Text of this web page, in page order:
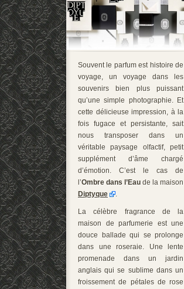
Souvent le parfum est histoire de
voyage, un voyage dans les
souvenirs bien plus puissant
qu’une simple photographie. Et
cette délicieuse impression, à la
fois fugace et persistante, sait
nous transposer dans un
véritable paysage olfactif, petit
supplément d’âme chargé
d’émotion. C’est le cas de
l’Ombre dans l’Eau de la maison
Diptyque
.
La célèbre fragrance de la
maison de parfumerie est une
douce ballade qui se prolonge
dans une roseraie. Une lente
promenade dans un jardin
anglais qui se sublime dans un
froissement de pétales de rose